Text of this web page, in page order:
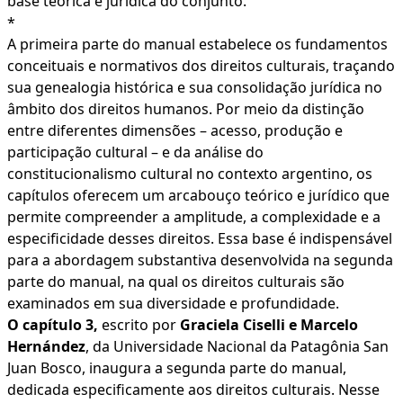
*
A primeira parte do manual estabelece os fundamentos
conceituais e normativos dos direitos culturais, traçando
sua genealogia histórica e sua consolidação jurídica no
âmbito dos direitos humanos. Por meio da distinção
entre diferentes dimensões – acesso, produção e
participação cultural – e da análise do
constitucionalismo cultural no contexto argentino, os
capítulos oferecem um arcabouço teórico e jurídico que
permite compreender a amplitude, a complexidade e a
especificidade desses direitos. Essa base é indispensável
para a abordagem substantiva desenvolvida na segunda
parte do manual, na qual os direitos culturais são
examinados em sua diversidade e profundidade.
O capítulo 3, escrito por Graciela Ciselli e Marcelo
Hernández, da Universidade Nacional da Patagônia San
Juan Bosco, inaugura a segunda parte do manual,
dedicada especificamente aos direitos culturais. Nesse